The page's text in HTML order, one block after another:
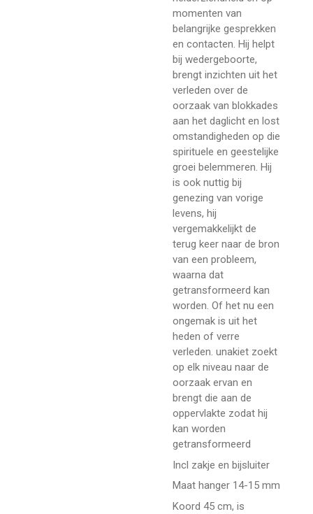
momenten van
belangrijke gesprekken
en contacten. Hij helpt
bij wedergeboorte,
brengt inzichten uit het
verleden over de
oorzaak van blokkades
aan het daglicht en lost
omstandigheden op die
spirituele en geestelijke
groei belemmeren. Hij
is ook nuttig bij
genezing van vorige
levens, hij
vergemakkelijkt de
terug keer naar de bron
van een probleem,
waarna dat
getransformeerd kan
worden. Of het nu een
ongemak is uit het
heden of verre
verleden. unakiet zoekt
op elk niveau naar de
oorzaak ervan en
brengt die aan de
oppervlakte zodat hij
kan worden
getransformeerd
Incl zakje en bijsluiter
Maat hanger 14-15 mm
Koord 45 cm, is